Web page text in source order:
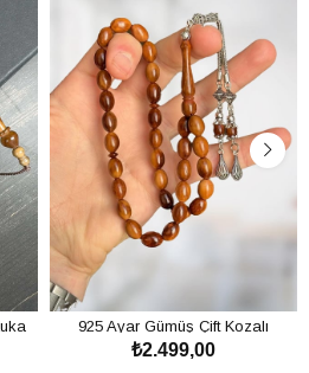
925 Ayar Gümüş Çift Kozalı
Kızarmış Kuka Tesbih
₺2.499,00